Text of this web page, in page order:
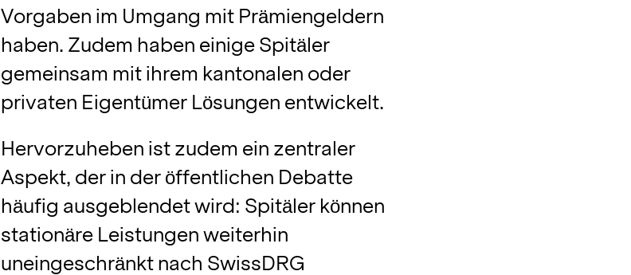
Vorgaben im Umgang mit Prämiengeldern
haben. Zudem haben einige Spitäler
gemeinsam mit ihrem kantonalen oder
privaten Eigentümer Lösungen entwickelt.
Hervorzuheben ist zudem ein zentraler
Aspekt, der in der öffentlichen Debatte
häufig ausgeblendet wird: Spitäler können
stationäre Leistungen weiterhin
uneingeschränkt nach SwissDRG